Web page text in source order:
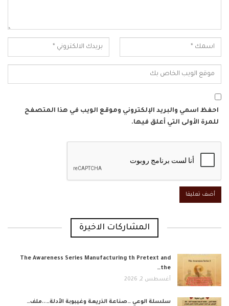
احفظ اسمي والبريد الإلكتروني وموقع الويب في هذا المتصفح
للمرة الأولى التي أعلق فيها.
المشاركات الاخيرة
The Awareness Series Manufacturing th Pretext and
the…
أغسطس 2, 2026
​سلسلة الوعي …صناعة الذريعة وغيبوبة الأدلة…..ملف…